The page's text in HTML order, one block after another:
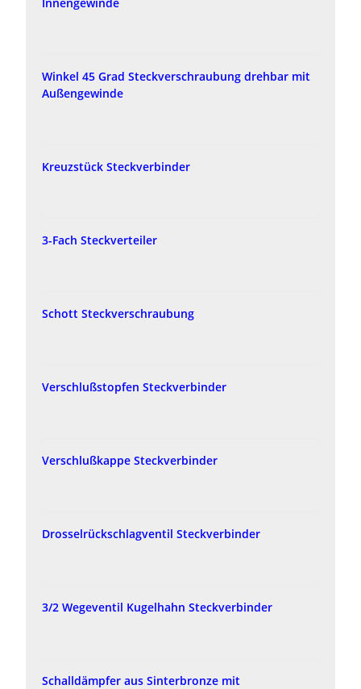
Winkel 45 Grad Steckverschraubung drehbar mit
Außengewinde
Kreuzstück Steckverbinder
3-Fach Steckverteiler
Schott Steckverschraubung
Verschlußstopfen Steckverbinder
Verschlußkappe Steckverbinder
Drosselrückschlagventil Steckverbinder
3/2 Wegeventil Kugelhahn Steckverbinder
Schalldämpfer aus Sinterbronze mit